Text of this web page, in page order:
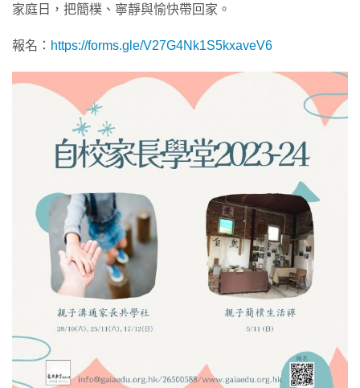
家庭日，把簡樸、寧靜與愉快帶回家。
報名： https://forms.gle/V27G4Nk1S5kxaveV6